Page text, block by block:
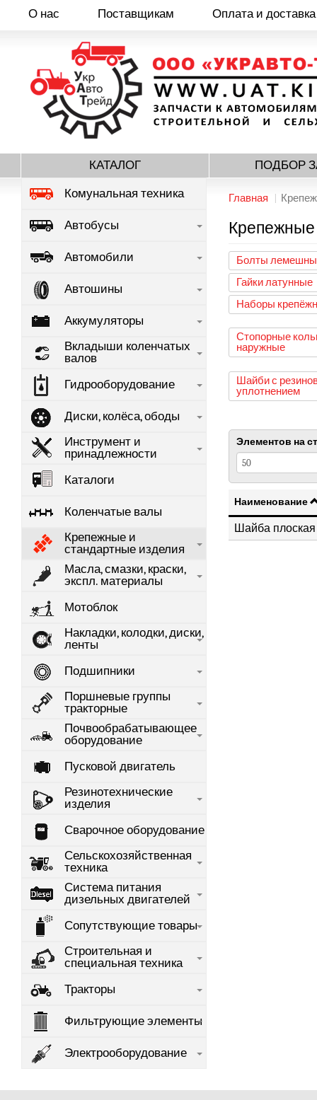
основному
содержанию
КАТАЛОГ ПОДБОР
О нас Поставщикам Оплата и доставка
Комунальная техника
Автобусы
Автомобили
Автошины
Аккумуляторы
Вкладыши коленчатых
валов
Гидрооборудование
Диски, колёса, ободы
Инструмент и
принадлежности
Каталоги
Коленчатые валы
Крепежные и
стандартные изделия
Масла, смазки, краски,
экспл. материалы
Мотоблок
Накладки, колодки, диски,
ленты
Подшипники
Поршневые группы
тракторные
Почвообрабатывающее
оборудование
Пусковой двигатель
Резинотехнические
изделия
Сварочное оборудование
Сельскохозяйственная
техника
Система питания
дизельных двигателей
Сопутствующие товары
Строительная и
специальная техника
Тракторы
Фильтрующие элементы
Электрооборудование
Главная
Крепежные
Болты
Гайки латунные
Наборы
Стопорные
наружные
Шайби с
уплотнением
Элементов на
Наименование
Шайба плоская